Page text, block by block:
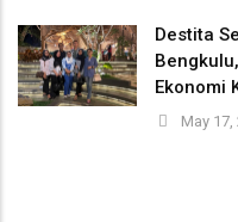
Destita
Ekonomi
May 17,